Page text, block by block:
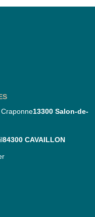
13300 Salon-de-
84300 CAVAILLON